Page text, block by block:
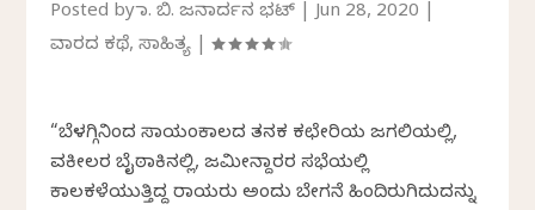
Posted byಡಾ. ಬಿ. ಜನಾರ್ದನ ಭಟ್ |Jun 28, 2020
ವಾರದ ಕಥೆ,ಸಾಹಿತ್ಯ |
“ಬೆಳಗ್ಗಿನಿಂದ ಸಾಯಂಕಾಲದ ತನಕ ಕಛೇರಿಯ ಜಗಲಿಯಲ್ಲಿ,
ವಕೀಲರ ಬೈಠಾಕಿನಲ್ಲಿ, ಜಮೀನ್ದಾರರ ಸಭೆಯಲ್ಲಿ
ಕಾಲಕಳೆಯುತ್ತಿದ್ದ ರಾಯರು ಅಂದು ಬೇಗನೆ ಹಿಂದಿರುಗಿದುದನ್ನು